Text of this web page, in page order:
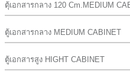
ตุ้เอกสารกลาง 120 Cm.MEDIUM
ตู้เอกสารกลาง MEDIUM CABINET
ตู้เอกสารสูง HIGHT CABINET